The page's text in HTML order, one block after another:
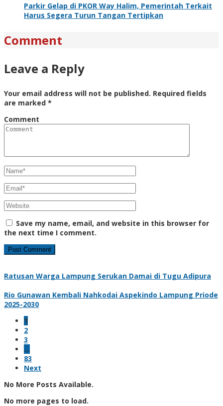
Parkir Gelap di PKOR Way Halim, Pemerintah Terkait
Harus Segera Turun Tangan Tertipkan
Comment
Leave a Reply
Your email address will not be published. Required fields
are marked *
Comment
Save my name, email, and website in this browser for
the next time I comment.
Ratusan Warga Lampung Serukan Damai di Tugu Adipura
Rio Gunawan Kembali Nahkodai Aspekindo Lampung Priode
2025-2030
1
2
3
…
83
Next
No More Posts Available.
No more pages to load.